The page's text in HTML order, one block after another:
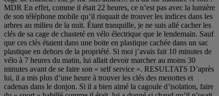
MDR En effet, comme il était 22 heures, ce n’est pas avec la lumière
de son téléphone mobile qu’il risquait de trouver les indices dans les
arbres au milieu de la nuit. Étant tranquille, je ne suis allé cacher les
clés de sa cage de chasteté en vélo électrique que le lendemain. Sauf
que ces clés étaient dans une boite en plastique cachée dans un sac
plastique en dehors de la propriété. Si moi j’avais fait 10 minutes de
vélo à 7 heures du matin, lui allait devoir marcher au moins 30
minutes avant de se faire son « self service ». RESULTATS D’après
lui, il a mis plus d’une heure à trouver les clés des menottes et
cadenas dans le donjon. Si il a bien aimé la cagoule d’isolation, faire